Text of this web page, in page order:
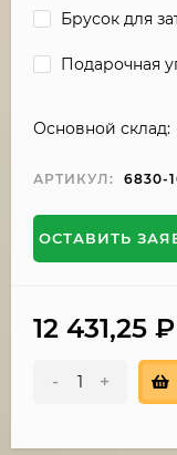
Брусок для
Подарочная
Основной склад:
АРТИКУЛ: 6830-
ОСТАВИТЬ
12 431,25 ₽
- +